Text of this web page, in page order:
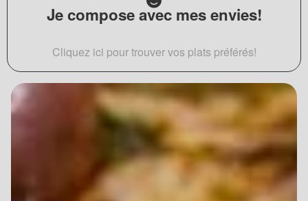
Je compose avec mes envies!
Cliquez ici pour trouver vos plats préférés!